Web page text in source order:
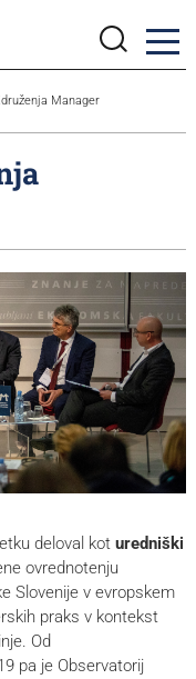
Manager
deloval kot uredniški
ovrednotenju
Slovenije v evropskem
praks v kontekst
Od
pa je Observatorij